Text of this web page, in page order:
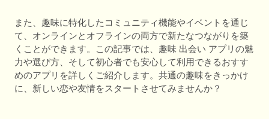
また、趣味に特化したコミュニティ機能やイベントを通じ
て、オンラインとオフラインの両方で新たなつながりを築
くことができます。この記事では、趣味 出会い アプリの魅
力や選び方、そして初心者でも安心して利用できるおすす
めのアプリを詳しくご紹介します。共通の趣味をきっかけ
に、新しい恋や友情をスタートさせてみませんか？